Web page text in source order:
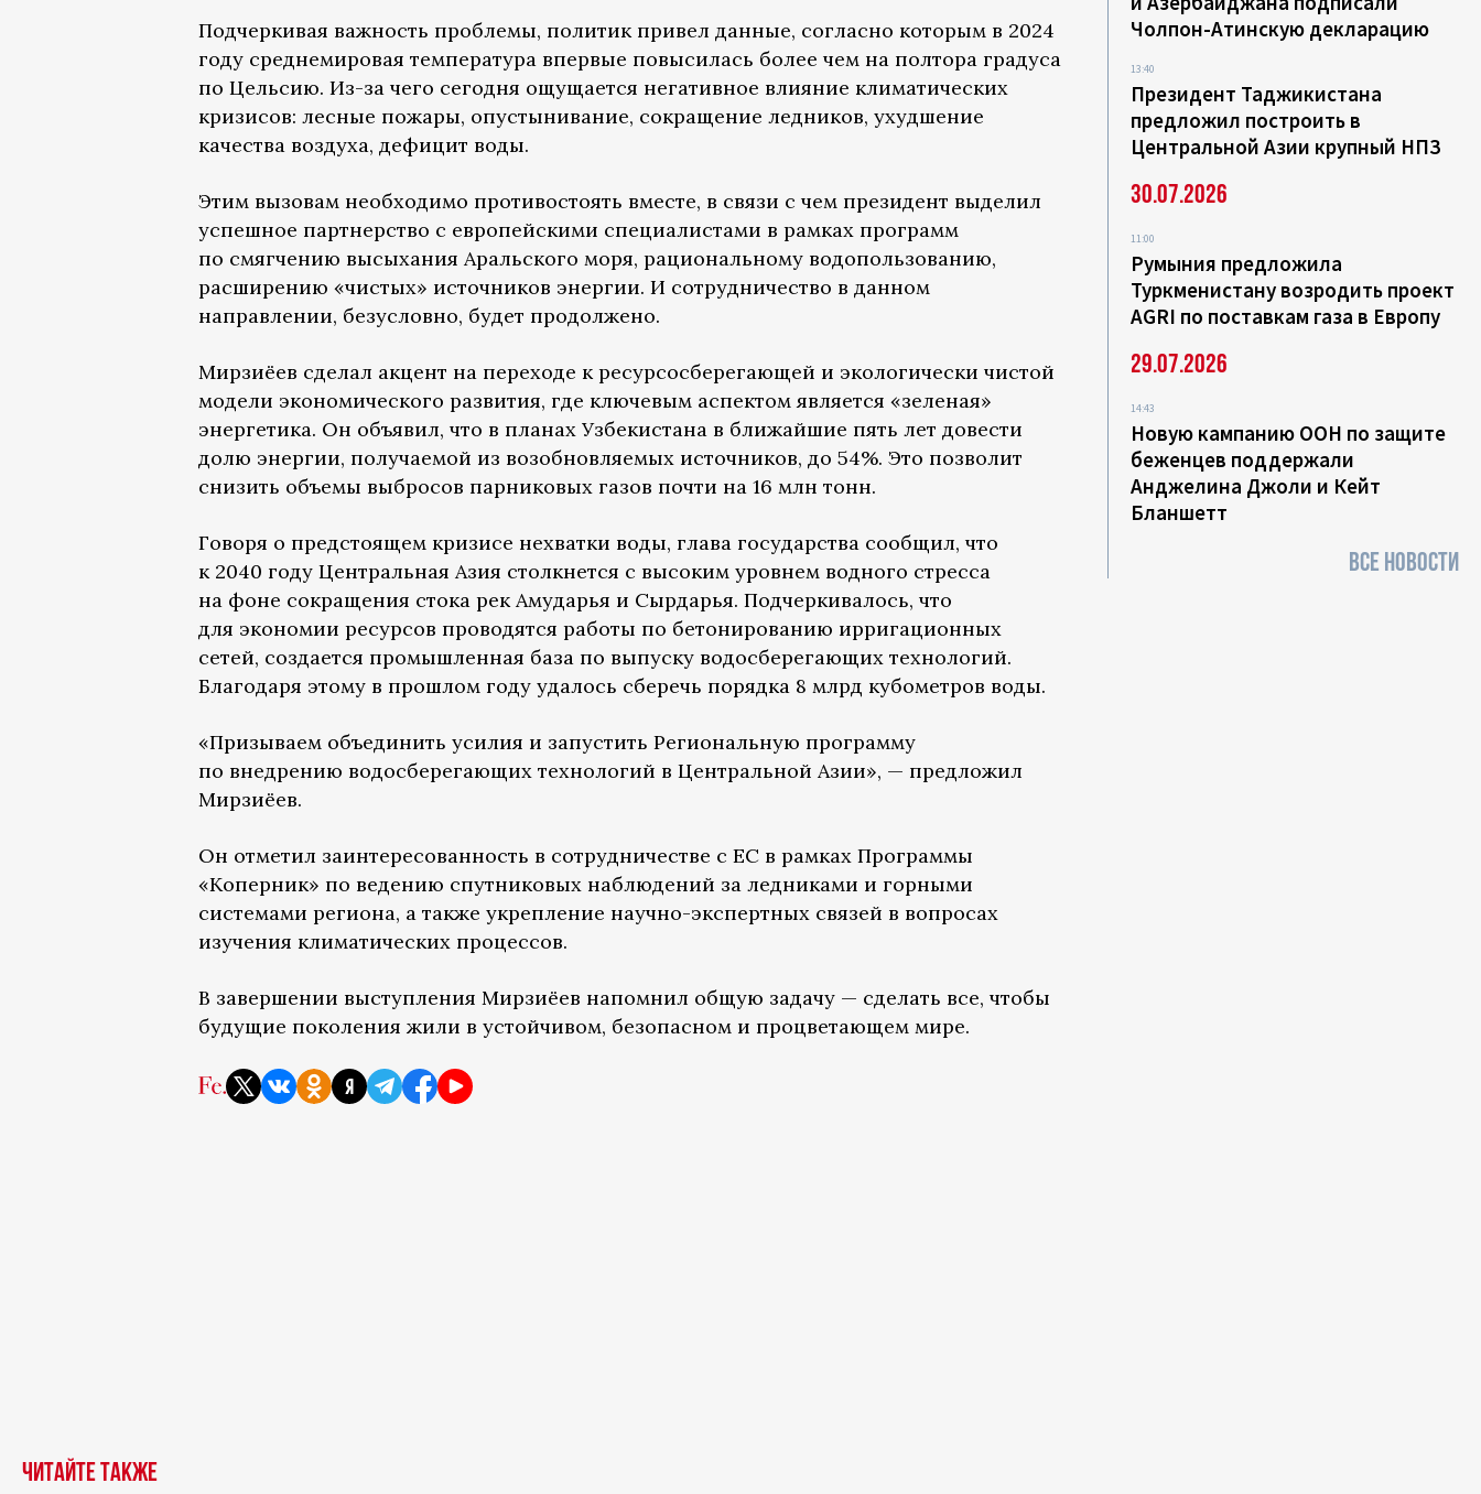
Подчеркивая важность проблемы, политик привел данные, согласно которым в 2024
году среднемировая температура впервые повысилась более чем на полтора градуса
по Цельсию. Из-за чего сегодня ощущается негативное влияние климатических
кризисов: лесные пожары, опустынивание, сокращение ледников, ухудшение
качества воздуха, дефицит воды.
Этим вызовам необходимо противостоять вместе, в связи с чем президент выделил
успешное партнерство с европейскими специалистами в рамках программ
по смягчению высыхания Аральского моря, рациональному водопользованию,
расширению «чистых» источников энергии. И сотрудничество в данном
направлении, безусловно, будет продолжено.
Мирзиёев сделал акцент на переходе к ресурсосберегающей и экологически чистой
модели экономического развития, где ключевым аспектом является «зеленая»
энергетика. Он объявил, что в планах Узбекистана в ближайшие пять лет довести
долю энергии, получаемой из возобновляемых источников, до 54%. Это позволит
снизить объемы выбросов парниковых газов почти на 16 млн тонн.
Говоря о предстоящем кризисе нехватки воды, глава государства сообщил, что
к 2040 году Центральная Азия столкнется с высоким уровнем водного стресса
на фоне сокращения стока рек Амударья и Сырдарья. Подчеркивалось, что
для экономии ресурсов проводятся работы по бетонированию ирригационных
сетей, создается промышленная база по выпуску водосберегающих технологий.
Благодаря этому в прошлом году удалось сберечь порядка 8 млрд кубометров воды.
«Призываем объединить усилия и запустить Региональную программу
по внедрению водосберегающих технологий в Центральной Азии», — предложил
Мирзиёев.
Он отметил заинтересованность в сотрудничестве с ЕС в рамках Программы
«Коперник» по ведению спутниковых наблюдений за ледниками и горными
системами региона, а также укрепление научно-экспертных связей в вопросах
изучения климатических процессов.
В завершении выступления Мирзиёев напомнил общую задачу — сделать все, чтобы
будущие поколения жили в устойчивом, безопасном и процветающем мире.
Чолпон-Атинскую декларацию
13:40
Президент Таджикистана
предложил построить в
Центральной Азии крупный НПЗ
30.07.2026
11:00
Румыния предложила
Туркменистану возродить проект
AGRI по поставкам газа в Европу
29.07.2026
14:43
Новую кампанию ООН по защите
беженцев поддержали
Анджелина Джоли и Кейт
Бланшетт
ВСЕ НОВОСТИ
Читайте также